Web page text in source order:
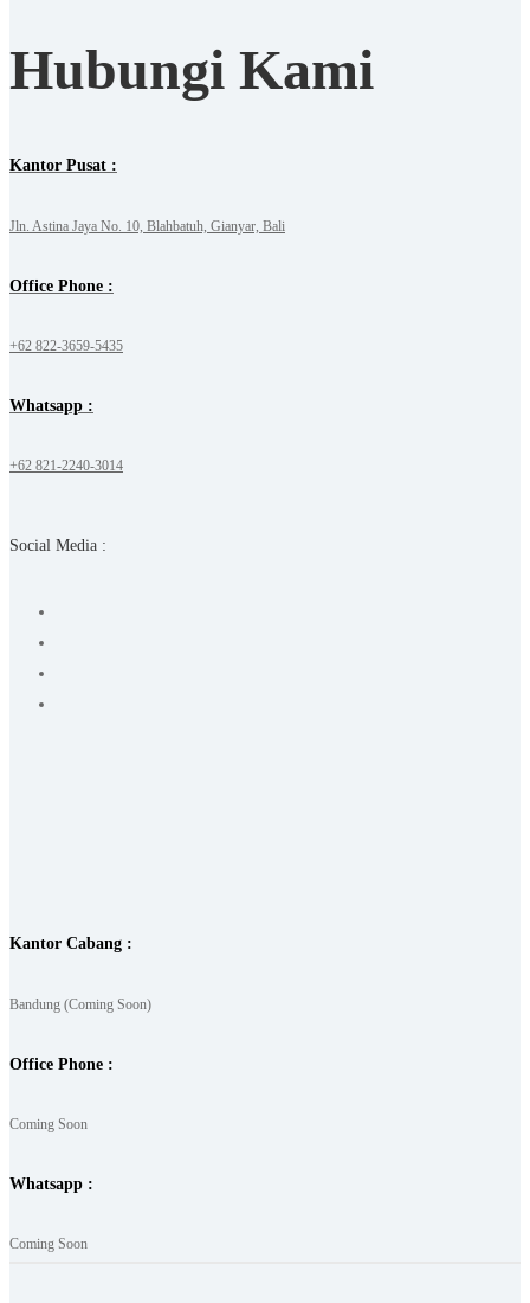
Hubungi Kami
Kantor Pusat :
Jln. Astina Jaya No. 10, Blahbatuh, Gianyar, Bali
Office Phone :
+62 822-3659-5435
Whatsapp :
+62 821-2240-3014
Social Media :
Kantor Cabang :
Bandung (Coming Soon)
Office Phone :
Coming Soon
Whatsapp :
Coming Soon